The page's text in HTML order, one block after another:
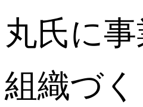
丸氏に
組織づ